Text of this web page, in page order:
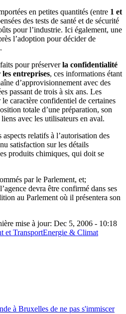
en petites quantités (entre 1 et
des tests de santé et de sécurité
pour l’industrie. Ici également, une
l’adoption pour décider de
pour préserverla confidentialité
entreprises, ces informations étant
d’approvisionnement avec des
passant de trois à six ans. Les
caractère confidentiel de certaines
totale d’une préparation, son
avec les utilisateurs en aval.
relatifs à l’autorisation des
satisfaction sur les détails
produits chimiques, qui doit se
par le Parlement, et;
devra être confirmé dans ses
au Parlement où il présentera son
mise à jour: Dec 5, 2006 - 10:18
et TransportEnergie & Climat
à Bruxelles de ne pas s'immiscer